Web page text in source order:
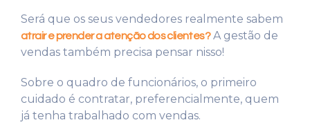
Será que os seus vendedores realmente sabem
atrair e prender a atenção dos clientes?A gestão de
vendas também precisa pensar nisso!
Sobre o quadro de funcionários, o primeiro
cuidado é contratar, preferencialmente, quem
já tenha trabalhado com vendas.